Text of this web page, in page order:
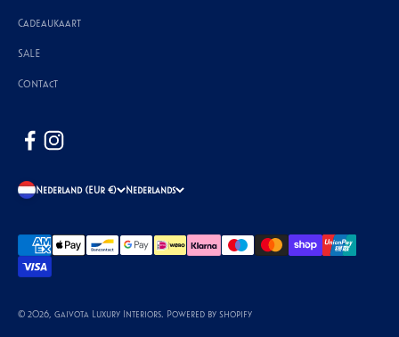
Cadeaukaart
SALE
Contact
Nederland (EUR €) Nederlands
© 2026, Gaivota Luxury Interiors. Powered by Shopify